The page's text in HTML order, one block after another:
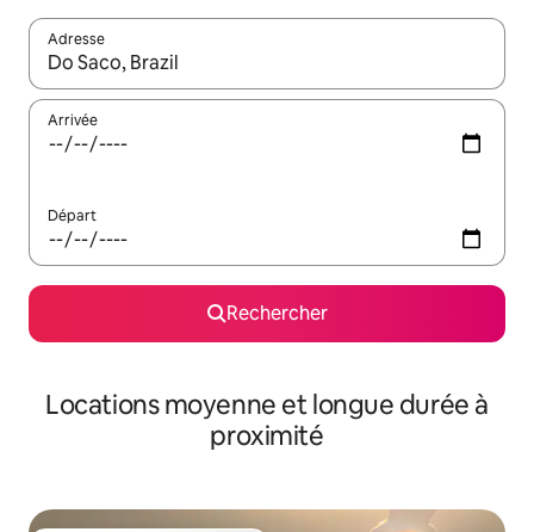
Adresse
Lorsque les résultats s'affichent, utilisez les flèches vers le
Arrivée
Départ
Rechercher
Locations moyenne et longue durée à
proximité